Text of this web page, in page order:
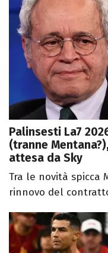
Palinsesti La7
(tranne
attesa da Sky
Tra le novità spicca
rinnovo del